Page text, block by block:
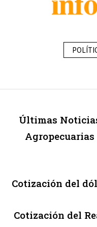
Últimas
Agropecuarias
Cotización del
Cotización del